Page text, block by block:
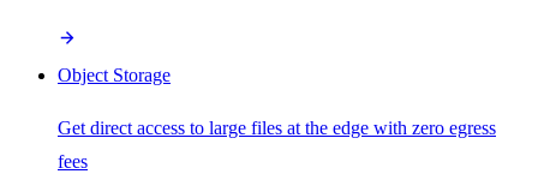
Object Storage
Get direct access to large files at the edge with zero egress
fees